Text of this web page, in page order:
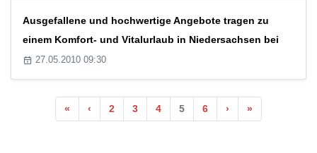
Ausgefallene und hochwertige Angebote tragen zu
einem Komfort- und Vitalurlaub in Niedersachsen bei
27.05.2010 09:30
« ‹ 2 3 4 5 6 › »